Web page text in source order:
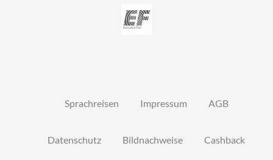
Sprachreisen Impressum AGB
Datenschutz Bildnachweise Cashback